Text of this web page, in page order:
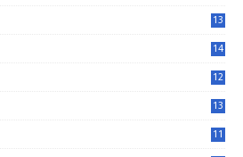
13
14
12
13
11